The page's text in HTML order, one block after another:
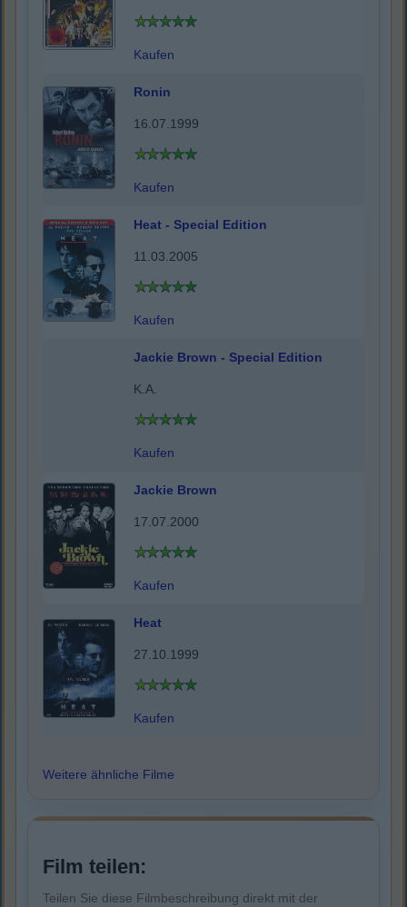
Kaufen
Ronin
16.07.1999
Kaufen
Heat - Special Edition
11.03.2005
Kaufen
Jackie Brown - Special Edition
K.A.
Kaufen
Jackie Brown
17.07.2000
Kaufen
Heat
27.10.1999
Kaufen
Weitere ähnliche Filme
Film teilen:
Teilen Sie diese Filmbeschreibung direkt mit der